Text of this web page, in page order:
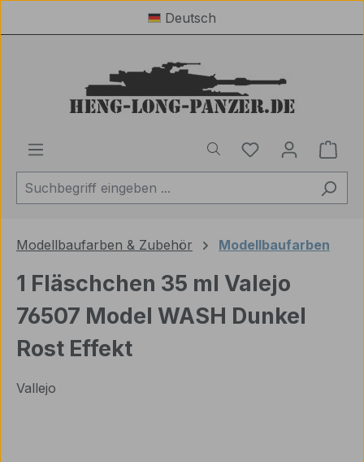
Zum Hauptinhalt springenDeutsch
Du hast 0
Modellbaufarben & Zubehör Modellbaufarben
1 Fläschchen 35 ml Valejo
76507 Model WASH Dunkel
Rost Effekt
Vallejo